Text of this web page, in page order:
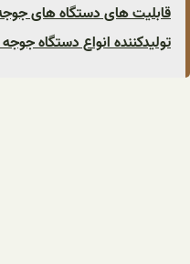
قابلیت های دستگاه های
تولیدکننده انواع دستگاه جوجه کشی